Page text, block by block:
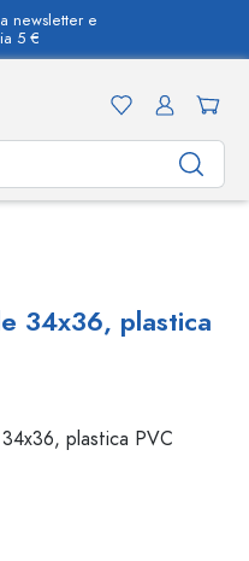
newsletter e
5 €
34x36, plastica